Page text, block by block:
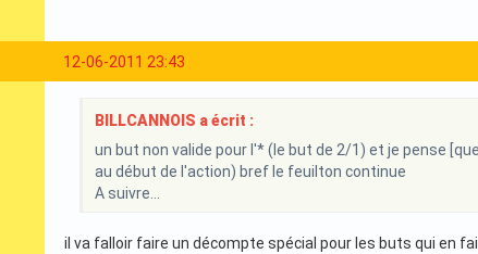
12-06-2011 23:43
BILLCANNOIS a écrit :
un but non valide pour l'* (le but de 2/1) et je pense
au début de l'action) bref le feuilton continue
A suivre...
il va falloir faire un décompte spécial pour les buts qui en